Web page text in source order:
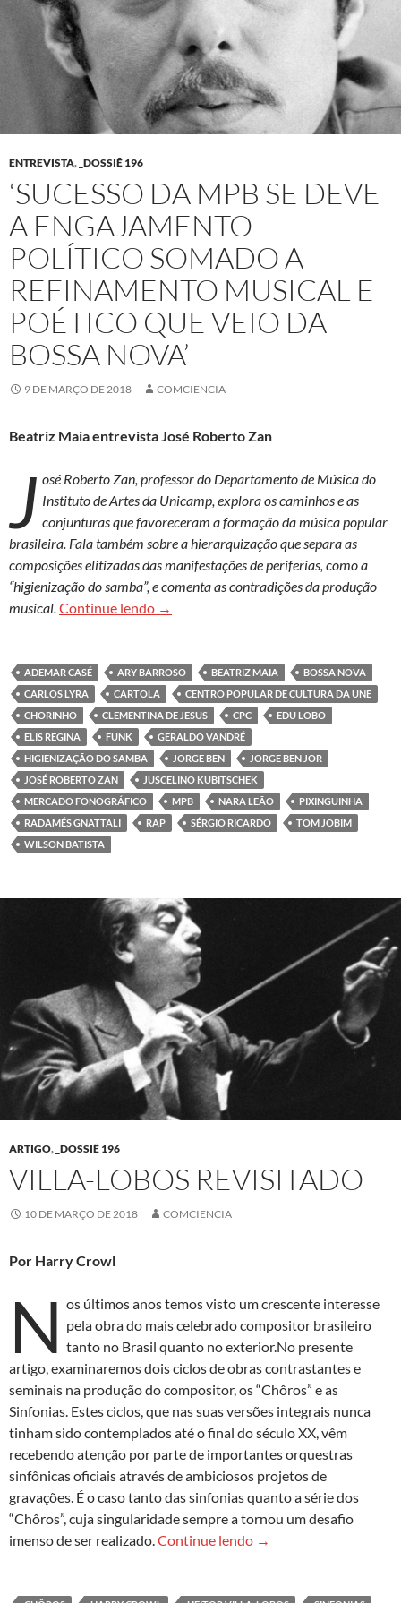
ENTREVISTA, _DOSSIÊ 196
‘SUCESSO DA MPB SE DEVE
A ENGAJAMENTO
POLÍTICO SOMADO A
REFINAMENTO MUSICAL E
POÉTICO QUE VEIO DA
BOSSA NOVA’
9 DE MARÇO DE 2018 COMCIENCIA
Beatriz Maia entrevista José Roberto Zan
J osé Roberto Zan, professor do Departamento de Música do
Instituto de Artes da Unicamp, explora os caminhos e as
conjunturas que favoreceram a formação da música popular
brasileira. Fala também sobre a hierarquização que separa as
composições elitizadas das manifestações de periferias, como a
“higienização do samba”, e comenta as contradições da produção
musical.Continue lendo ‘Sucesso da MPB se deve a
→
ADEMAR CASÉ ARY BARROSO BEATRIZ MAIA
BOSSA NOVA
CARLOS LYRA
CARTOLA
CENTRO POPULAR DE CULTURA DA UNE
CHORINHO
CLEMENTINA DE JESUS CPC
EDU LOBO
ELIS REGINA
FUNK
GERALDO VANDRÉ
HIGIENIZAÇÃO DO SAMBA
JORGE BEN
JORGE BEN JOR
JOSÉ ROBERTO ZAN
JUSCELINO KUBITSCHEK
MERCADO FONOGRÁFICO
MPB NARA LEÃO
PIXINGUINHA
RADAMÉS GNATTALI
RAP SÉRGIO RICARDO
TOM JOBIM
WILSON BATISTA
ARTIGO, _DOSSIÊ 196
VILLA-LOBOS REVISITADO
10 DE MARÇO DE 2018 COMCIENCIA
Por Harry Crowl
N os últimos anos temos visto um crescente interesse
pela obra do mais celebrado compositor brasileiro
tanto no Brasil quanto no exterior.No presente
artigo, examinaremos dois ciclos de obras contrastantes e
seminais na produção do compositor, os “Chôros” e as
Sinfonias. Estes ciclos, que nas suas versões integrais nunca
tinham sido contemplados até o final do século XX, vêm
recebendo atenção por parte de importantes orquestras
sinfônicas oficiais através de ambiciosos projetos de
gravações. É o caso tanto das sinfonias quanto a série dos
“Chôros”, cuja singularidade sempre a tornou um desafio
imenso de ser realizado.Continue lendo Villa-Lobos revisitado
→